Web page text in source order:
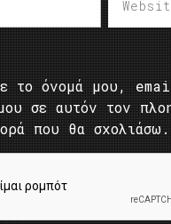
το όνομά μου,
σε αυτόν τον
που θα σχολιάσω.